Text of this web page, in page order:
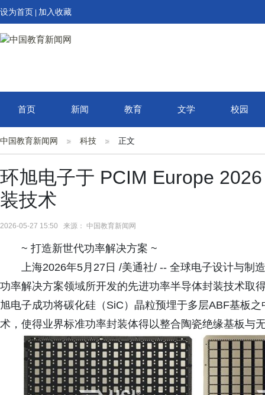
设为首页 加入收藏
首页 新闻 教育 文学 校园
中国教育新闻网 科技 正文
环旭电子于 PCIM Europe
装技术
2026-05-27 15:50 来源： 中国教育新闻网
~ 打造新世代功率解决方案 ~
上海2026年5月27日 /美通社/ -- 全球电子设计与制
功率解决方案领域所开发的先进功率半导体封装技术取
旭电子成功将碳化硅（SiC）晶粒预埋于多层ABF基板
术，使得业界标准功率封装体得以整合陶瓷绝缘基板与